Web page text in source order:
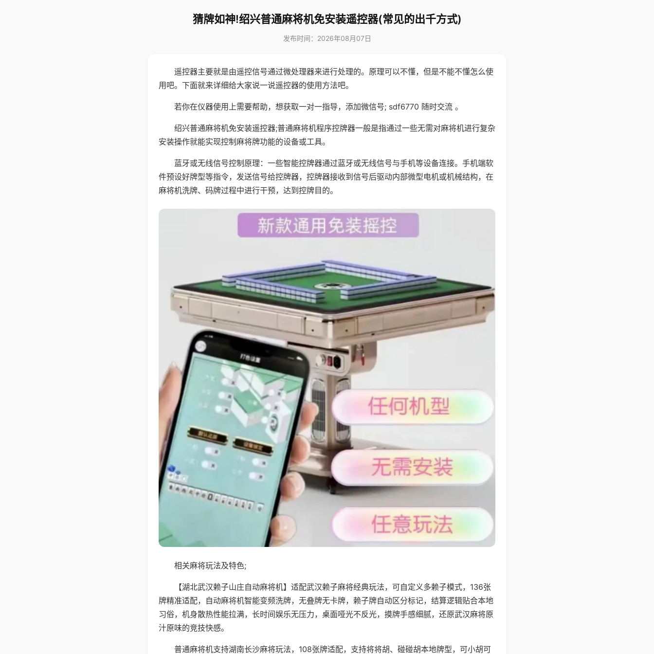
猜牌如神!绍兴普通麻将机免安装遥控器(常见的出千方式)
发布时间：2026年08月07日
遥控器主要就是由遥控信号通过微处理器来进行处理的。原理可以不懂，但是不能不懂怎么使
用吧。下面就来详细给大家说一说遥控器的使用方法吧。
若你在仪器使用上需要帮助，想获取一对一指导，添加微信号; sdf6770 随时交流 。
绍兴普通麻将机免安装遥控器;普通麻将机程序控牌器一般是指通过一些无需对麻将机进行复杂
安装操作就能实现控制麻将牌功能的设备或工具。
蓝牙或无线信号控制原理：一些智能控牌器通过蓝牙或无线信号与手机等设备连接。手机端软
件预设好牌型等指令，发送信号给控牌器，控牌器接收到信号后驱动内部微型电机或机械结构，在
麻将机洗牌、码牌过程中进行干预，达到控牌目的。
相关麻将玩法及特色;
【湖北武汉赖子山庄自动麻将机】适配武汉赖子麻将经典玩法，可自定义多赖子模式，136张
牌精准适配，自动麻将机智能变频洗牌，无叠牌无卡牌，赖子牌自动区分标记，结算逻辑贴合本地
习俗，机身散热性能拉满，长时间娱乐无压力，桌面哑光不反光，摸牌手感细腻，还原武汉麻将原
汁原味的竞技快感。
普通麻将机支持湖南长沙麻将玩法，108张牌适配，支持将将胡、碰碰胡本地牌型，可小胡可